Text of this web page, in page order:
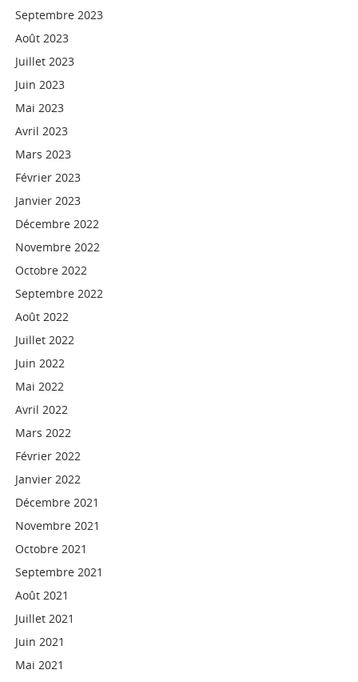
Septembre 2023
Août 2023
Juillet 2023
Juin 2023
Mai 2023
Avril 2023
Mars 2023
Février 2023
Janvier 2023
Décembre 2022
Novembre 2022
Octobre 2022
Septembre 2022
Août 2022
Juillet 2022
Juin 2022
Mai 2022
Avril 2022
Mars 2022
Février 2022
Janvier 2022
Décembre 2021
Novembre 2021
Octobre 2021
Septembre 2021
Août 2021
Juillet 2021
Juin 2021
Mai 2021